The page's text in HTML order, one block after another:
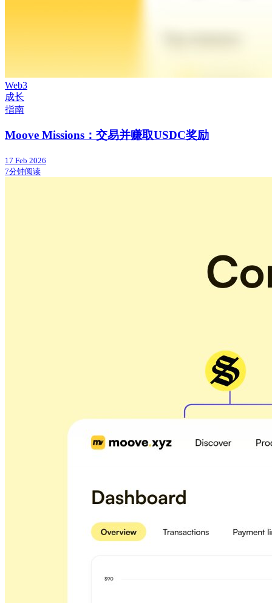
Web3
成长
指南
Moove Missions：交易并赚取USDC奖励
17 Feb 2026
7分钟阅读